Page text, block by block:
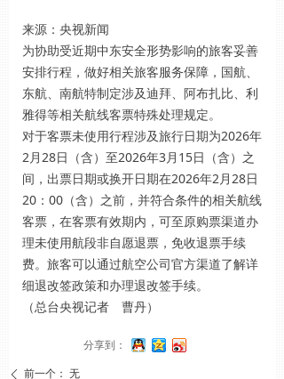
来源：央视新闻
为协助受近期中东安全形势影响的旅客妥善
安排行程，做好相关旅客服务保障，国航、
东航、南航特制定涉及迪拜、阿布扎比、利
雅得等相关航线客票特殊处理规定。
对于客票未使用行程涉及旅行日期为2026年
2月28日（含）至2026年3月15日（含）之
间，出票日期或换开日期在2026年2月28日
20：00（含）之前，并符合条件的相关航线
客票，在客票有效期内，可至原购票渠道办
理未使用航段非自愿退票，免收退票手续
费。旅客可以通过航空公司官方渠道了解详
细退改签政策和办理退改签手续。
（总台央视记者 曹丹）
分享到：
ꄴ 前一个： 无